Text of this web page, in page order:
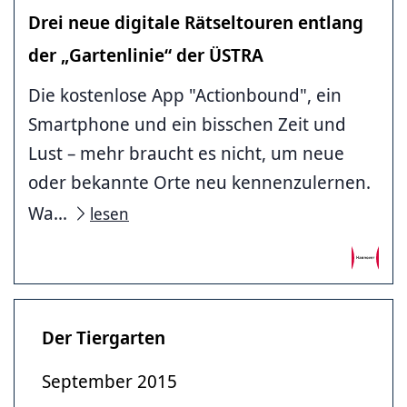
Drei neue digitale Rätseltouren entlang
der „Gartenlinie“ der ÜSTRA
Die kostenlose App "Actionbound", ein
Smartphone und ein bisschen Zeit und
Lust – mehr braucht es nicht, um neue
oder bekannte Orte neu kennenzulernen.
Wa...
lesen
Der Tiergarten
September 2015